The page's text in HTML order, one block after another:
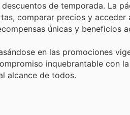
de temporada. La
comparar precios y acceder
únicas y beneficios
en las promociones
inquebrantable con
alcance de todos.